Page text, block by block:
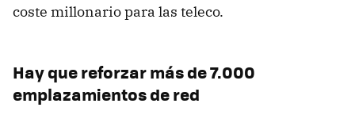
coste millonario para las teleco.
Hay que reforzar más de 7.000
emplazamientos de red